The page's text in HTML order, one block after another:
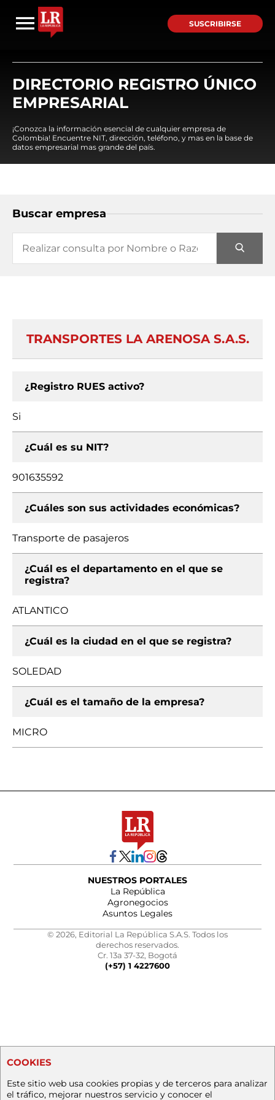
SUSCRIBIRSE
DIRECTORIO REGISTRO ÚNICO
EMPRESARIAL
¡Conozca la información esencial de cualquier empresa de
Colombia! Encuentre NIT, dirección, teléfono, y mas en la base de
datos empresarial mas grande del país.
Buscar empresa
TRANSPORTES LA ARENOSA S.A.S.
¿Registro RUES activo?
Si
¿Cuál es su NIT?
901635592
¿Cuáles son sus actividades económicas?
Transporte de pasajeros
¿Cuál es el departamento en el que se
registra?
ATLANTICO
¿Cuál es la ciudad en el que se registra?
SOLEDAD
¿Cuál es el tamaño de la empresa?
MICRO
NUESTROS PORTALES
La República
Agronegocios
Asuntos Legales
© 2026, Editorial La República S.A.S. Todos los
derechos reservados.
Cr. 13a 37-32, Bogotá
(+57) 1 4227600
COOKIES
Este sitio web usa cookies propias y de terceros para analizar
el tráfico, mejorar nuestros servicio y conocer el